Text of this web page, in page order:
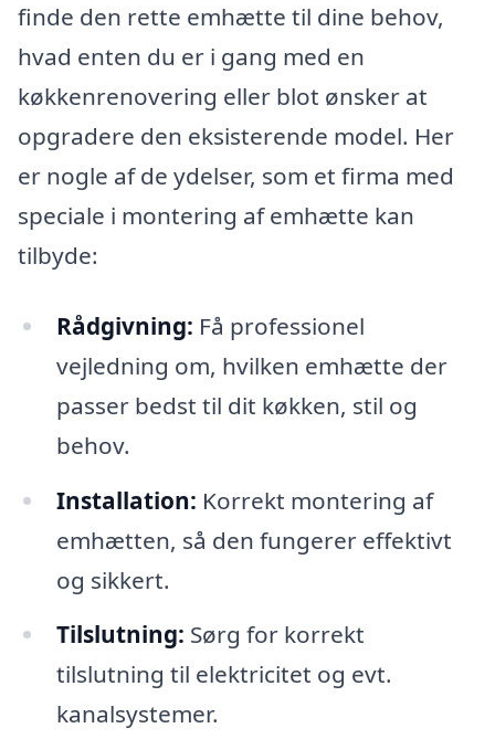
finde den rette emhætte til dine behov,
hvad enten du er i gang med en
køkkenrenovering eller blot ønsker at
opgradere den eksisterende model. Her
er nogle af de ydelser, som et firma med
speciale i montering af emhætte kan
tilbyde:
Rådgivning: Få professionel
vejledning om, hvilken emhætte der
passer bedst til dit køkken, stil og
behov.
Installation: Korrekt montering af
emhætten, så den fungerer effektivt
og sikkert.
Tilslutning: Sørg for korrekt
tilslutning til elektricitet og evt.
kanalsystemer.